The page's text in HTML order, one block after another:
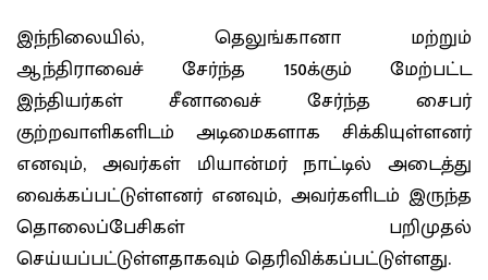
இந்நிலையில், தெலுங்கானா மற்றும்
ஆந்திராவைச் சேர்ந்த 150க்கும் மேற்பட்ட
இந்தியர்கள் சீனாவைச் சேர்ந்த சைபர்
குற்றவாளிகளிடம் அடிமைகளாக சிக்கியுள்ளனர்
எனவும், அவர்கள் மியான்மர் நாட்டில் அடைத்து
வைக்கப்பட்டுள்ளனர் எனவும், அவர்களிடம் இருந்த
தொலைப்பேசிகள் பறிமுதல்
செய்யப்பட்டுள்ளதாகவும் தெரிவிக்கப்பட்டுள்ளது.